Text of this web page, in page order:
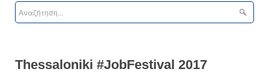
Τhessaloniki #JobFestival 2017